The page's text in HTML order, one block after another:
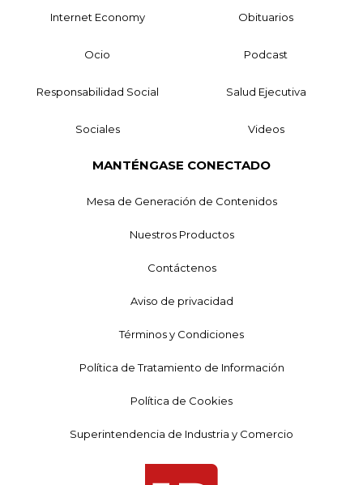
Internet Economy Obituarios
Ocio Podcast
Responsabilidad Social Salud Ejecutiva
Sociales Videos
MANTÉNGASE CONECTADO
Mesa de Generación de Contenidos
Nuestros Productos
Contáctenos
Aviso de privacidad
Términos y Condiciones
Política de Tratamiento de Información
Política de Cookies
Superintendencia de Industria y Comercio